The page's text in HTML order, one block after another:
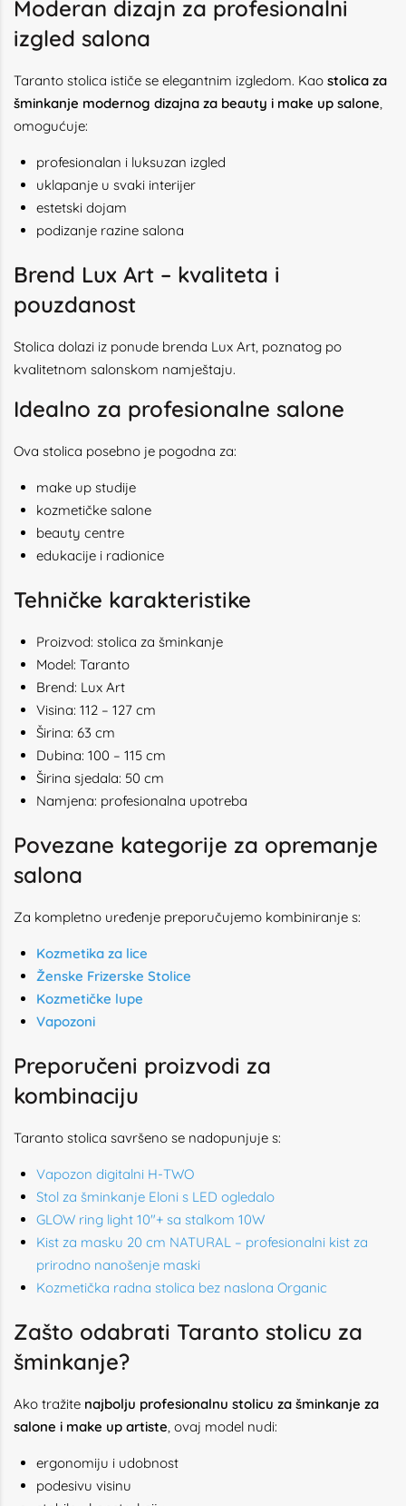
Moderan dizajn za profesionalni
izgled salona
Taranto stolica ističe se elegantnim izgledom. Kao stolica za
šminkanje modernog dizajna za beauty i make up salone,
omogućuje:
profesionalan i luksuzan izgled
uklapanje u svaki interijer
estetski dojam
podizanje razine salona
Brend Lux Art – kvaliteta i
pouzdanost
Stolica dolazi iz ponude brenda Lux Art, poznatog po
kvalitetnom salonskom namještaju.
Idealno za profesionalne salone
Ova stolica posebno je pogodna za:
make up studije
kozmetičke salone
beauty centre
edukacije i radionice
Tehničke karakteristike
Proizvod: stolica za šminkanje
Model: Taranto
Brend: Lux Art
Visina: 112 – 127 cm
Širina: 63 cm
Dubina: 100 – 115 cm
Širina sjedala: 50 cm
Namjena: profesionalna upotreba
Povezane kategorije za opremanje
salona
Za kompletno uređenje preporučujemo kombiniranje s:
Kozmetika za lice
Ženske Frizerske Stolice
Kozmetičke lupe
Vapozoni
Preporučeni proizvodi za
kombinaciju
Taranto stolica savršeno se nadopunjuje s:
Vapozon digitalni H-TWO
Stol za šminkanje Eloni s LED ogledalo
GLOW ring light 10"+ sa stalkom 10W
Kist za masku 20 cm NATURAL – profesionalni kist za
prirodno nanošenje maski
Kozmetička radna stolica bez naslona Organic
Zašto odabrati Taranto stolicu za
šminkanje?
Ako tražite najbolju profesionalnu stolicu za šminkanje za
salone i make up artiste, ovaj model nudi:
ergonomiju i udobnost
podesivu visinu